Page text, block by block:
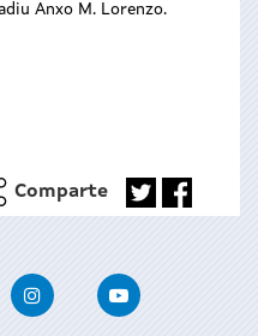
Anxo M. Lorenzo.
Comparte
InstagramYoutube